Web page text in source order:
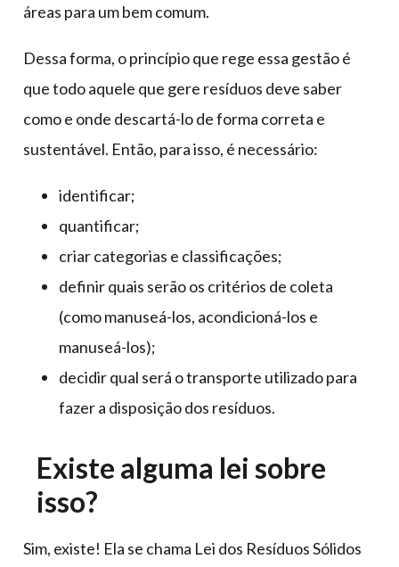
áreas para um bem comum.
Dessa forma, o princípio que rege essa gestão é
que todo aquele que gere resíduos deve saber
como e onde descartá-lo de forma correta e
sustentável. Então, para isso, é necessário:
identificar;
quantificar;
criar categorias e classificações;
definir quais serão os critérios de coleta
(como manuseá-los, acondicioná-los e
manuseá-los);
decidir qual será o transporte utilizado para
fazer a disposição dos resíduos.
Existe alguma lei sobre
isso?
Sim, existe! Ela se chama Lei dos Resíduos Sólidos